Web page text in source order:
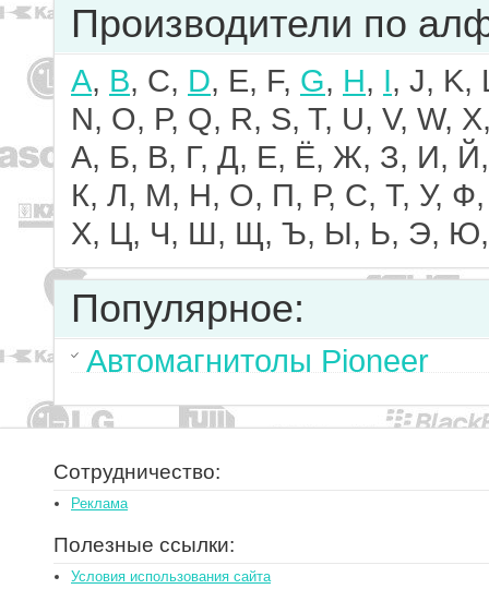
Производители по
A, B, C, D, E, F, G, H, I, J, K,
N, O, P, Q, R, S, T, U, V, W,
А, Б, В, Г, Д, Е, Ё, Ж, З, И, Й,
К, Л, М, Н, О, П, Р, С, Т, У, Ф,
Х, Ц, Ч, Ш, Щ, Ъ, Ы, Ь, Э,
Популярное:
Автомагнитолы Pioneer
Сотрудничество:
Реклама
Полезные ссылки:
Условия использования сайта